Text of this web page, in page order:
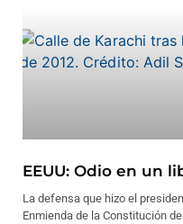
EEUU: Odio en un
La defensa que hizo el
Enmienda de la Constitución